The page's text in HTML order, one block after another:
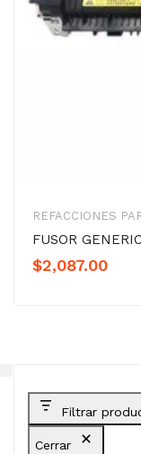
REFACCIONES
FUSOR
$2,087.00
Filtrar
Cerrar